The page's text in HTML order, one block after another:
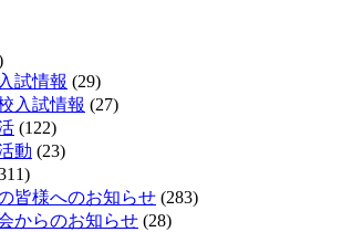
試情報 (29)
入試情報 (27)
(122)
動 (23)
皆様へのお知らせ (283)
からのお知らせ (28)